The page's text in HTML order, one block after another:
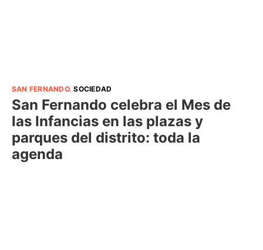
SAN FERNANDO.SOCIEDAD
San Fernando celebra el Mes de
las Infancias en las plazas y
parques del distrito: toda la
agenda